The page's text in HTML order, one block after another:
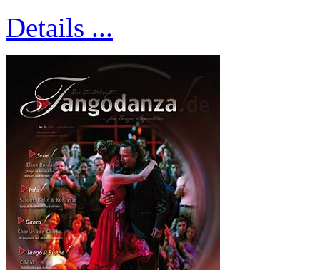
Details ...